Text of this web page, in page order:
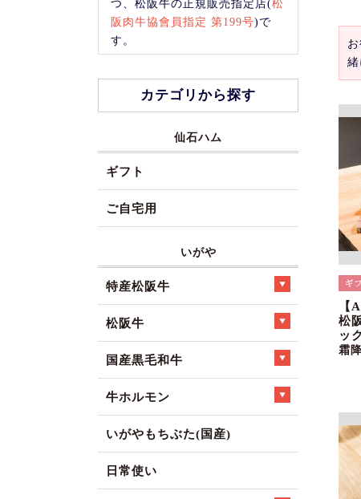
緒
【
松
ッ
霜
つ、松阪牛の正規販売指定店(松
阪肉牛協會員指定 第199号)で
す。
カテゴリから探す
仙石ハム
ギフト
ご自宅用
いがや
特産松阪牛
松阪牛
国産黒毛和牛
牛ホルモン
いがやもちぶた(国産)
日常使い